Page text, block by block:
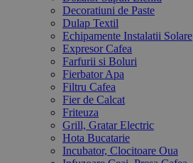
Decoratiuni de Paste
Dulap Textil
Echipamente Instalatii Solare
Expresor Cafea
Farfurii si Boluri
Fierbator Apa
Filtru Cafea
Fier de Calcat
Friteuza
Grill, Gratar Electric
Hota Bucatarie
Incubator, Clocitoare Oua